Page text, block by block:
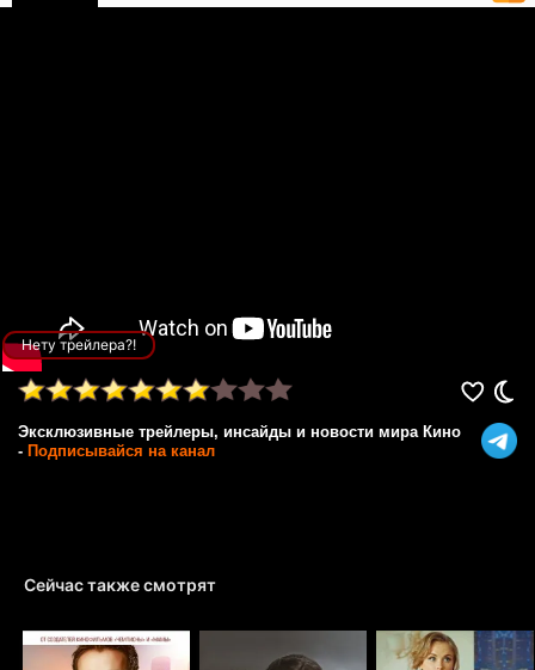
Нету трейлера?!
Эксклюзивные трейлеры, инсайды и новости мира Кино
- Подписывайся на канал
Сейчас также смотрят